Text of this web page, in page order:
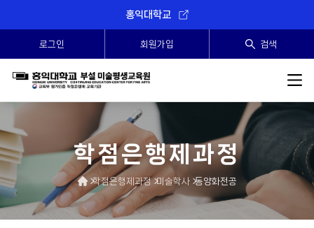
홍익대학교
로그인 회원가입 검색
SEARCH
학점은행제과정
학점은행제과정 미술학사 동양화전공